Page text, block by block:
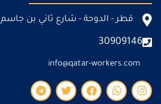
قطر - الدوحة - شارع ثاني بن جاسم
30909146
info@qatar-workers.com
I
n
W
h
F
a
T
w
T
e